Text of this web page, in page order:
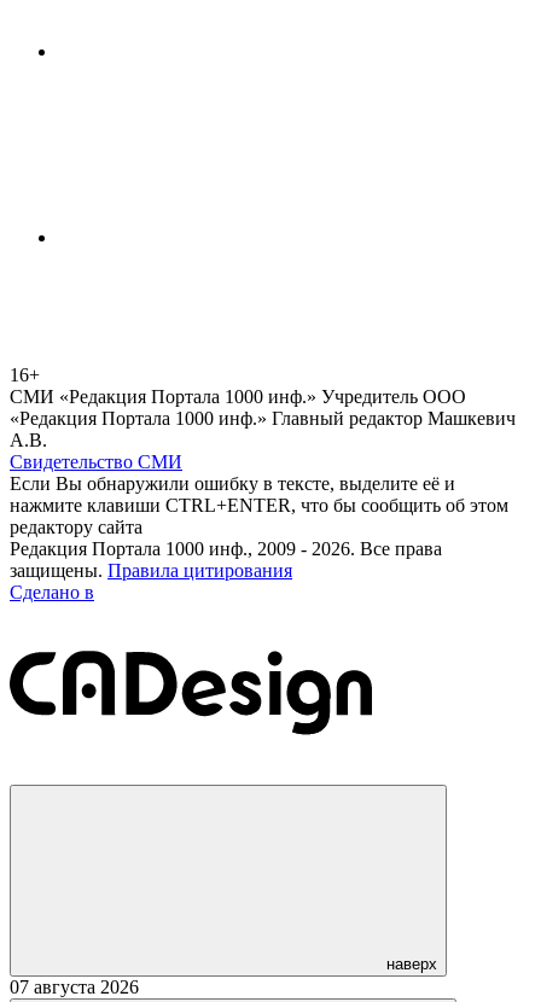
16+
СМИ «Редакция Портала 1000 инф.» Учредитель ООО
«Редакция Портала 1000 инф.» Главный редактор Машкевич
А.В.
Свидетельство СМИ
Если Вы обнаружили ошибку в тексте, выделите её и
нажмите клавиши CTRL+ENTER, что бы сообщить об этом
редактору сайта
Редакция Портала 1000 инф., 2009 - 2026. Все права
защищены. Правила цитирования
Сделано в
наверх
07 августа 2026